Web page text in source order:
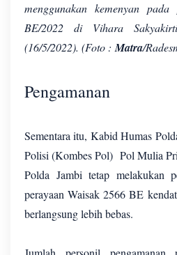
menggunakan kemenyan
BE/2022 di Vihara
(16/5/2022). (Foto :Matra/
Pengamanan
Sementara itu, Kabid Humas
Polisi (Kombes Pol) Pol Mulia
Polda Jambi tetap melakukan
perayaan Waisak 2566 BE
berlangsung lebih bebas.